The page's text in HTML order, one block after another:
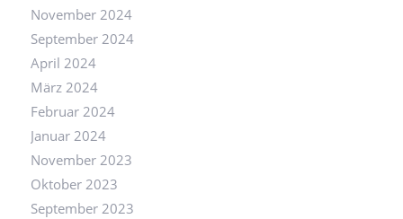
November 2024
September 2024
April 2024
März 2024
Februar 2024
Januar 2024
November 2023
Oktober 2023
September 2023